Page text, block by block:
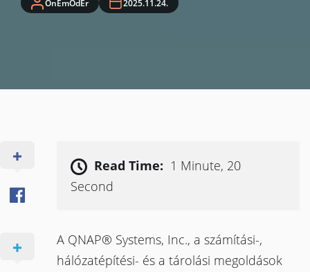
OnEmOdEr 2025.11.24.
Read Time: 1 Minute, 20
Second
A QNAP® Systems, Inc., a számítási-,
hálózatépítési- és a tárolási megoldások